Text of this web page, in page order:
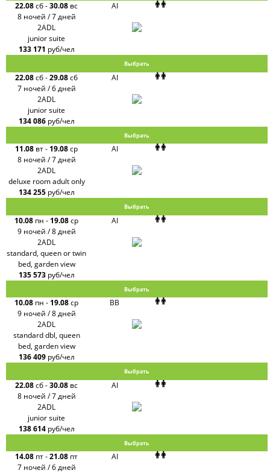
22.08сб-30.08 вс
8 ночей / 7 дней
AI
2ADL
junior suite
133 171 руб/чел
Выбрать
22.08сб-29.08сб
7 ночей / 6 дней
AI
2ADL
junior suite
134 086 руб/чел
Выбрать
11.08 вт- 19.08ср
8 ночей / 7 дней
AI
2ADL
deluxe room adult only
134 255 руб/чел
Выбрать
10.08 пн - 19.08ср
9 ночей / 8 дней
AI
2ADL
standard, queen or twin
bed, garden view
135 573 руб/чел
Выбрать
10.08 пн - 19.08ср
9 ночей / 8 дней
BB
2ADL
standard dbl, queen
bed, garden view
136 409 руб/чел
Выбрать
22.08сб-30.08 вс
8 ночей / 7 дней
AI
2ADL
junior suite
138 614 руб/чел
Выбрать
14.08 пт-21.08 пт
7 ночей / 6 дней
AI